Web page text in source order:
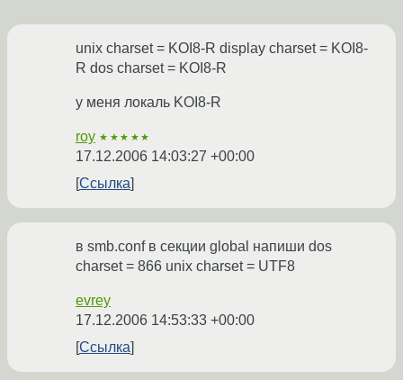
unix charset = KOI8-R display charset = KOI8-
R dos charset = KOI8-R
у меня локаль KOI8-R
roy ★★★★★
17.12.2006 14:03:27 +00:00
Ссылка
в smb.conf в секции global напиши dos
charset = 866 unix charset = UTF8
evrey
17.12.2006 14:53:33 +00:00
Ссылка